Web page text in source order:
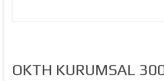
OKTH KURUMSAL